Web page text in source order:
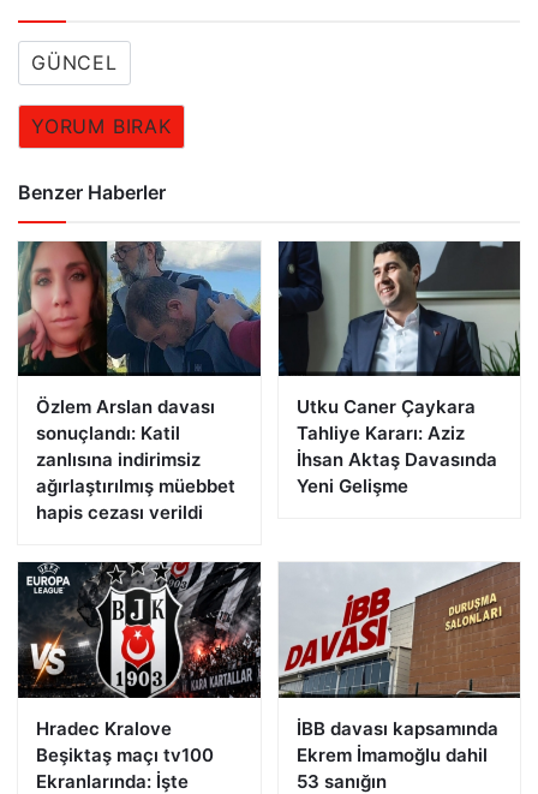
GÜNCEL
YORUM BIRAK
Benzer Haberler
Özlem Arslan davası
sonuçlandı: Katil
zanlısına indirimsiz
ağırlaştırılmış müebbet
hapis cezası verildi
Utku Caner Çaykara
Tahliye Kararı: Aziz
İhsan Aktaş Davasında
Yeni Gelişme
Hradec Kralove
Beşiktaş maçı tv100
Ekranlarında: İşte
İBB davası kapsamında
Ekrem İmamoğlu dahil
53 sanığın